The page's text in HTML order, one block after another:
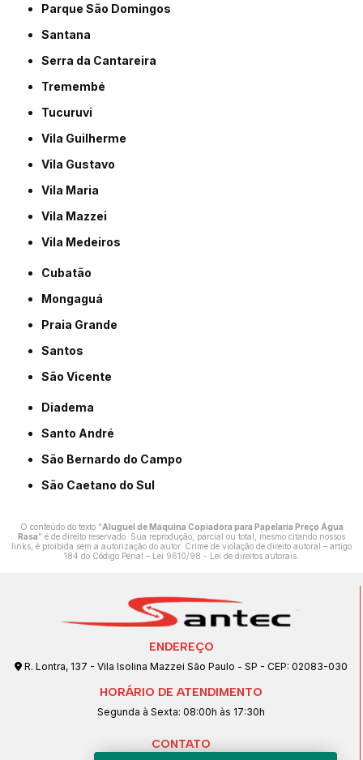
Parque São Domingos
Santana
Serra da Cantareira
Tremembé
Tucuruvi
Vila Guilherme
Vila Gustavo
Vila Maria
Vila Mazzei
Vila Medeiros
Cubatão
Mongaguá
Praia Grande
Santos
São Vicente
Diadema
Santo André
São Bernardo do Campo
São Caetano do Sul
O conteúdo do texto "Aluguel de Máquina Copiadora para Papelaria Preço Água
Rasa" é de direito reservado. Sua reprodução, parcial ou total, mesmo citando nossos
links, é proibida sem a autorização do autor. Crime de violação de direito autoral – artigo
184 do Código Penal – Lei 9610/98 - Lei de direitos autorais
ENDEREÇO
R. Lontra, 137 - Vila Isolina Mazzei São Paulo - SP - CEP: 02083-030
HORÁRIO DE ATENDIMENTO
Segunda à Sexta: 08:00h às 17:30h
CONTATO